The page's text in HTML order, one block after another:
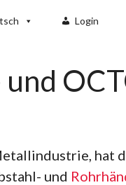
Login
hat
und